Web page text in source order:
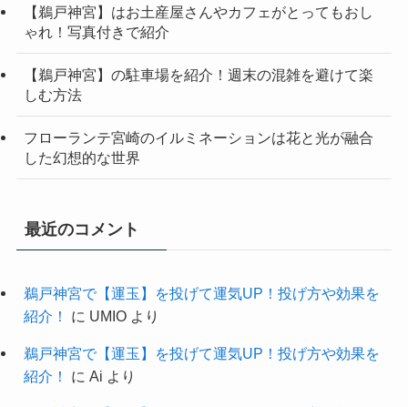
【鵜戸神宮】はお土産屋さんやカフェがとってもおし
ゃれ！写真付きで紹介
【鵜戸神宮】の駐車場を紹介！週末の混雑を避けて楽
しむ方法
フローランテ宮崎のイルミネーションは花と光が融合
した幻想的な世界
最近のコメント
鵜戸神宮で【運玉】を投げて運気UP！投げ方や効果を
紹介！
に UMIOより
鵜戸神宮で【運玉】を投げて運気UP！投げ方や効果を
紹介！
に Ai より